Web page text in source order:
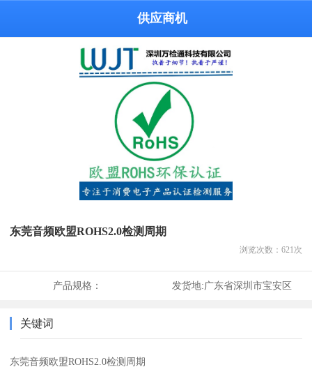
供应商机
东莞音频欧盟ROHS2.0检测周期
浏览次数： 621 次
产品规格： 发货地:广东省深圳市宝安区
关键词
东莞音频欧盟ROHS2.0检测周期